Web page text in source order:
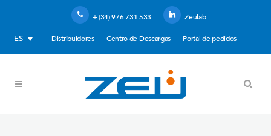
+ (34) 976 731 533 Zeulab
ES Distribuidores Centro de Descargas Portal de pedidos